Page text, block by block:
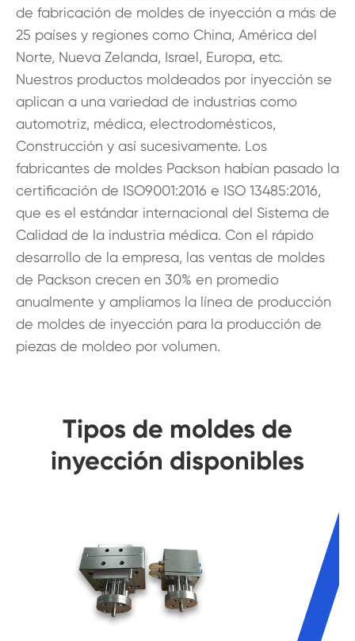
de fabricación de moldes de inyección a más de
25 países y regiones como China, América del
Norte, Nueva Zelanda, Israel, Europa, etc.
Nuestros productos moldeados por inyección se
aplican a una variedad de industrias como
automotriz, médica, electrodomésticos,
Construcción y así sucesivamente. Los
fabricantes de moldes Packson habían pasado la
certificación de ISO9001:2016 e ISO 13485:2016,
que es el estándar internacional del Sistema de
Calidad de la industria médica. Con el rápido
desarrollo de la empresa, las ventas de moldes
de Packson crecen en 30% en promedio
anualmente y ampliamos la línea de producción
de moldes de inyección para la producción de
piezas de moldeo por volumen.
Tipos de moldes de
inyección disponibles